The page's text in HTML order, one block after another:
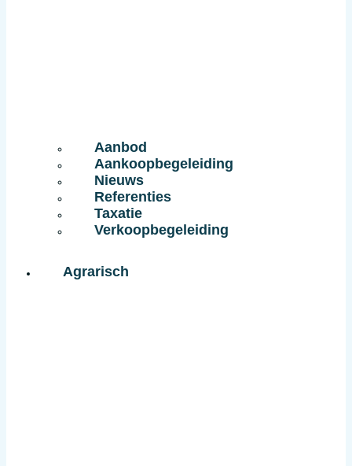
Aanbod
Aankoopbegeleiding
Nieuws
Referenties
Taxatie
Verkoopbegeleiding
Agrarisch